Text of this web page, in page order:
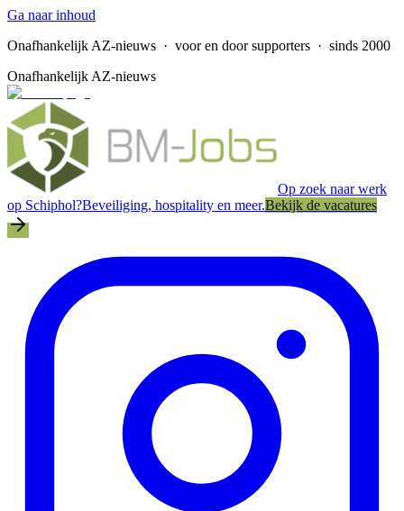
Ga naar inhoud
Onafhankelijk AZ-nieuws · voor en door supporters · sinds 2000
Onafhankelijk AZ-nieuws
Op zoek naar werk
op Schiphol?Beveiliging, hospitality en meer.Bekijk de vacatures